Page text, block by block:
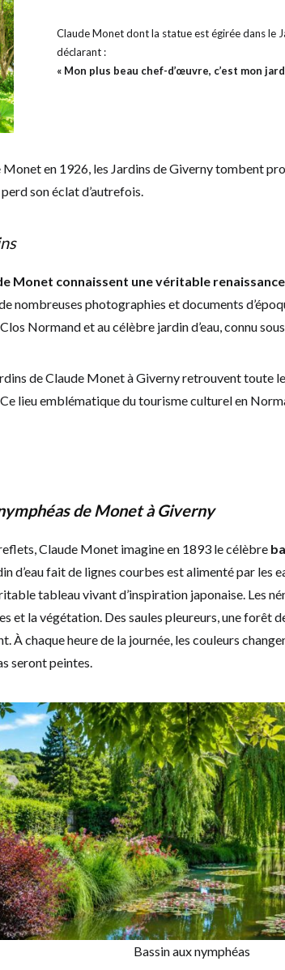
Claude Monet dont la statue est égirée dans le
déclarant :
« Mon plus beau chef-d’œuvre, c’est mon
en 1926, les Jardins de Giverny tombent
son éclat d’autrefois.
Monet connaissent une véritable renaissance
nombreuses photographies et documents
Normand et au célèbre jardin d’eau, connu sous
de Claude Monet à Giverny retrouvent
lieu emblématique du tourisme culturel en
de Monet à Giverny
Claude Monet imagine en 1893 le célèbre
d’eau fait de lignes courbes est alimenté par les
tableau vivant d’inspiration japonaise. Les
et la végétation. Des saules pleureurs, une forêt
À chaque heure de la journée, les couleurs
seront peintes.
Bassin aux nymphéas